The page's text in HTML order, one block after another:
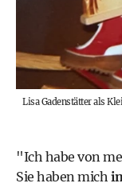
Lisa Gadenstätter als
"Ich habe von
Sie haben mich